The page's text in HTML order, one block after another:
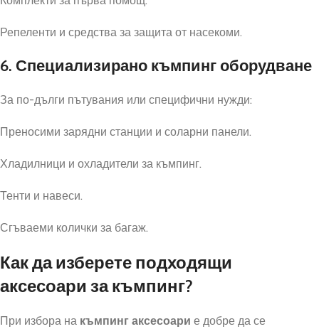
Репеленти и средства за защита от насекоми.
6. Специализирано къмпинг оборудване
За по-дълги пътувания или специфични нужди:
Преносими зарядни станции и соларни панели.
Хладилници и охладители за къмпинг.
Тенти и навеси.
Сгъваеми колички за багаж.
Как да изберете подходящи
аксесоари за къмпинг?
При избора на къмпинг аксесоари е добре да се